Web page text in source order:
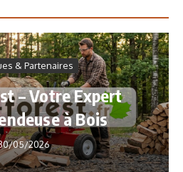
& Partenaires
– Votre Expert
à Bois
05/2026